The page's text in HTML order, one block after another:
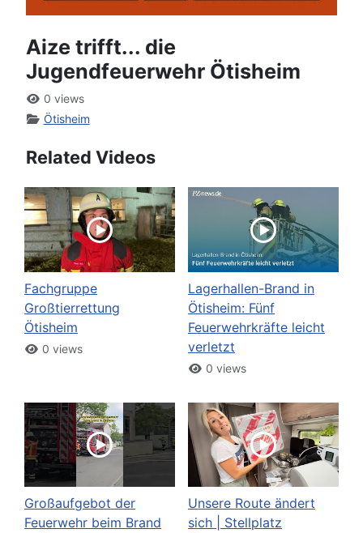
Aize trifft... die
Jugendfeuerwehr Ötisheim
0 views
Ötisheim
Related Videos
Fachgruppe
Großtierrettung
Ötisheim
0 views
Lagerhallen-Brand in
Ötisheim: Fünf
Feuerwehrkräfte leicht
verletzt
0 views
Großaufgebot der
Feuerwehr beim Brand
Unsere Route ändert
sich | Stellplatz